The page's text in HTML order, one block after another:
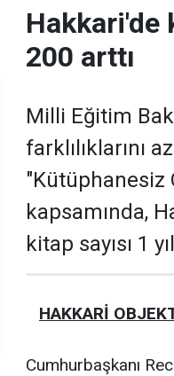
Hakkari'de
200 arttı
Milli Eğitim
farklılıklarını
"Kütüphanesiz
kapsamında,
kitap sayısı 1
HAKKARİ
Cumhurbaşkanı